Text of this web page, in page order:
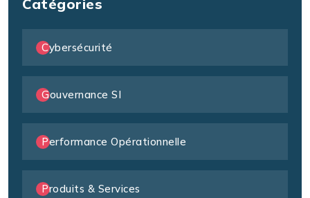
Catégories
Cybersécurité
Gouvernance SI
Performance Opérationnelle
Produits & Services